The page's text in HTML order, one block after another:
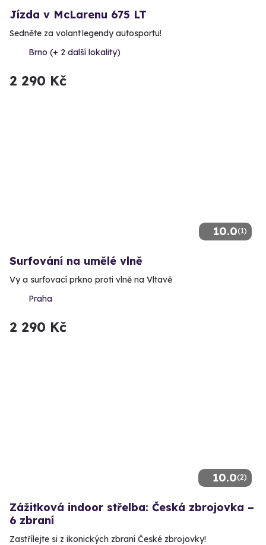
Jízda v McLarenu 675 LT
Sedněte za volant legendy autosportu!
Brno (+ 2 další lokality)
2 290 Kč
10.0(1)
Surfování na umělé vlně
Vy a surfovací prkno proti vlně na Vltavě
Praha
2 290 Kč
10.0(2)
Zážitková indoor střelba: Česká zbrojovka –
6 zbraní
Zastřílejte si z ikonických zbraní České zbrojovky!